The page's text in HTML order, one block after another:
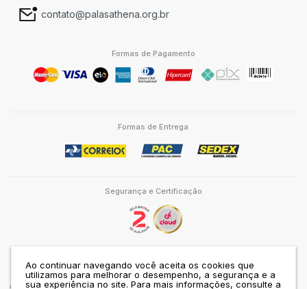
Ao continuar navegando você aceita os cookies que
utilizamos para melhorar o desempenho, a segurança e a
sua experiência no site. Para mais informações, consulte a
contato@palasathena.org.br
Formas de Pagamento
Formas de Entrega
Segurança e Certificação
www.palasathena.org.br
ASSOCIAÇÃO PALAS ATHENA DO BRASIL | CNPJ: 43.310.283/0001-80 | RUA JOÃO